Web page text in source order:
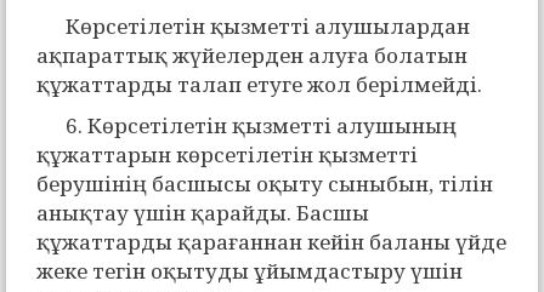
Көрсетілетін қызметті алушылардан
ақпараттық жүйелерден алуға болатын
құжаттарды талап етуге жол берілмейді.
6. Көрсетілетін қызметті алушының
құжаттарын көрсетілетін қызметті
берушінің басшысы оқыту сыныбын, тілін
анықтау үшін қарайды. Басшы
құжаттарды қарағаннан кейін баланы үйде
жеке тегін оқытуды ұйымдастыру үшін